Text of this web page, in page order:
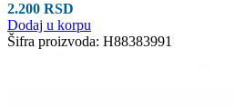
2.200 RSD
Dodaj u korpu
Šifra proizvoda: H88383991